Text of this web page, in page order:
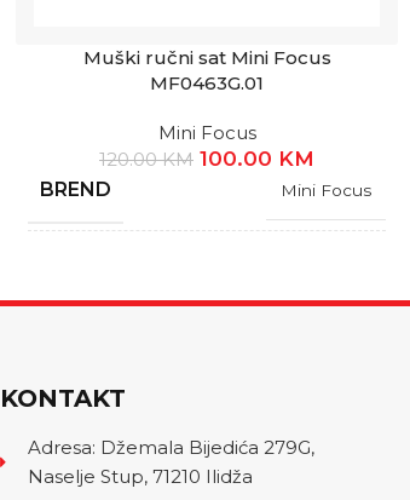
Muški ručni sat Mini Focus
MF0463G.01
Mini Focus
120.00KM 100.00 KM
BREND Mini Focus
KONTAKT
Adresa: Džemala Bijedića 279G,
Naselje Stup, 71210 Ilidža